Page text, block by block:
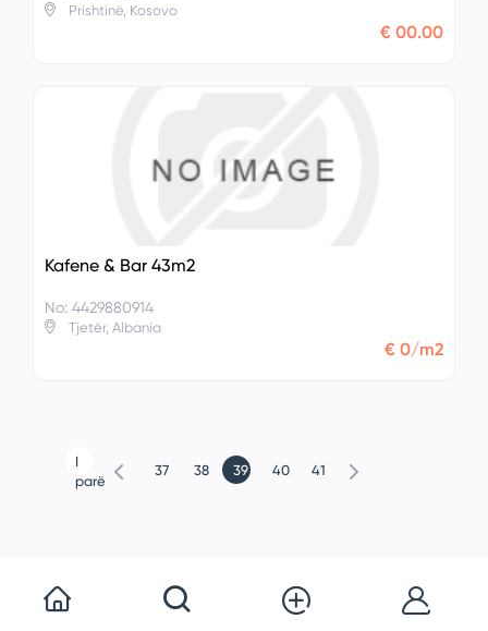
Prishtinë, Kosovo
€ 00.00
Kafene & Bar 43m2
No: 4429880914
Tjetër, Albania
€ 0/m2
I
parë
37 38 39 40 41